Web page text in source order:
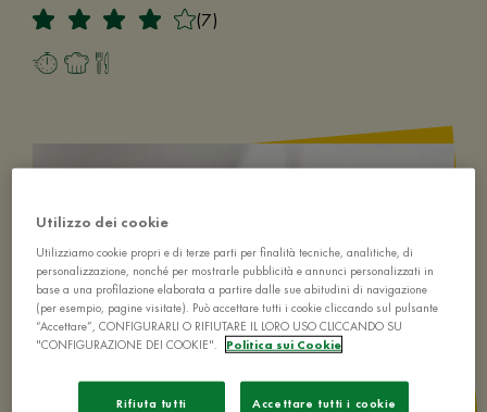
(7)
Utilizzo dei cookie
Utilizziamo cookie propri e di terze parti per finalità tecniche, analitiche, di
personalizzazione, nonché per mostrarle pubblicità e annunci personalizzati in
base a una profilazione elaborata a partire dalle sue abitudini di navigazione
(per esempio, pagine visitate). Può accettare tutti i cookie cliccando sul pulsante
“Accettare”, CONFIGURARLI O RIFIUTARE IL LORO USO CLICCANDO SU
"CONFIGURAZIONE DEI COOKIE".
Politica sui Cookie
Rifiuta tutti Accettare tutti i cookie